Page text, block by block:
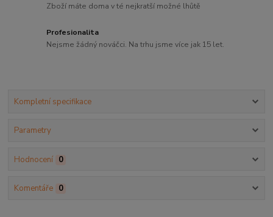
Zboží máte doma v té nejkratší možné lhůtě
Profesionalita
Nejsme žádný nováčci. Na trhu jsme více jak 15 let.
Kompletní specifikace
Parametry
Hodnocení 0
Komentáře 0